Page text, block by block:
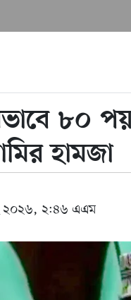
৮০
হামজা
২০২৬, ২:৪৬ এএম